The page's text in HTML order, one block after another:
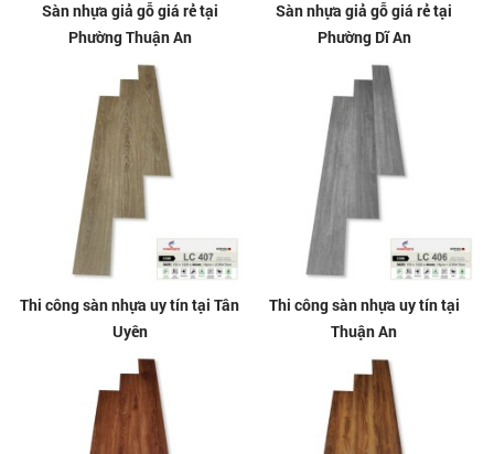
Sàn nhựa giả gỗ giá rẻ tại
Phường Thuận An
Sàn nhựa giả gỗ giá rẻ tại
Phường Dĩ An
Thi công sàn nhựa uy tín tại Tân
Uyên
Thi công sàn nhựa uy tín tại
Thuận An